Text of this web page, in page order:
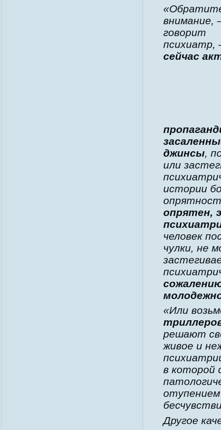
внимание,
говорит
сейчас
джинсы ,
или
истории
опрятен,
человек
чулки, не
«Или
решают
живое и
в которой
Другое